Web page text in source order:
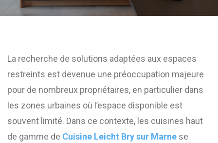
La recherche de solutions adaptées aux espaces
restreints est devenue une préoccupation majeure
pour de nombreux propriétaires, en particulier dans
les zones urbaines où l’espace disponible est
souvent limité. Dans ce contexte, les cuisines haut
de gamme de Cuisine Leicht Bry sur Marne se